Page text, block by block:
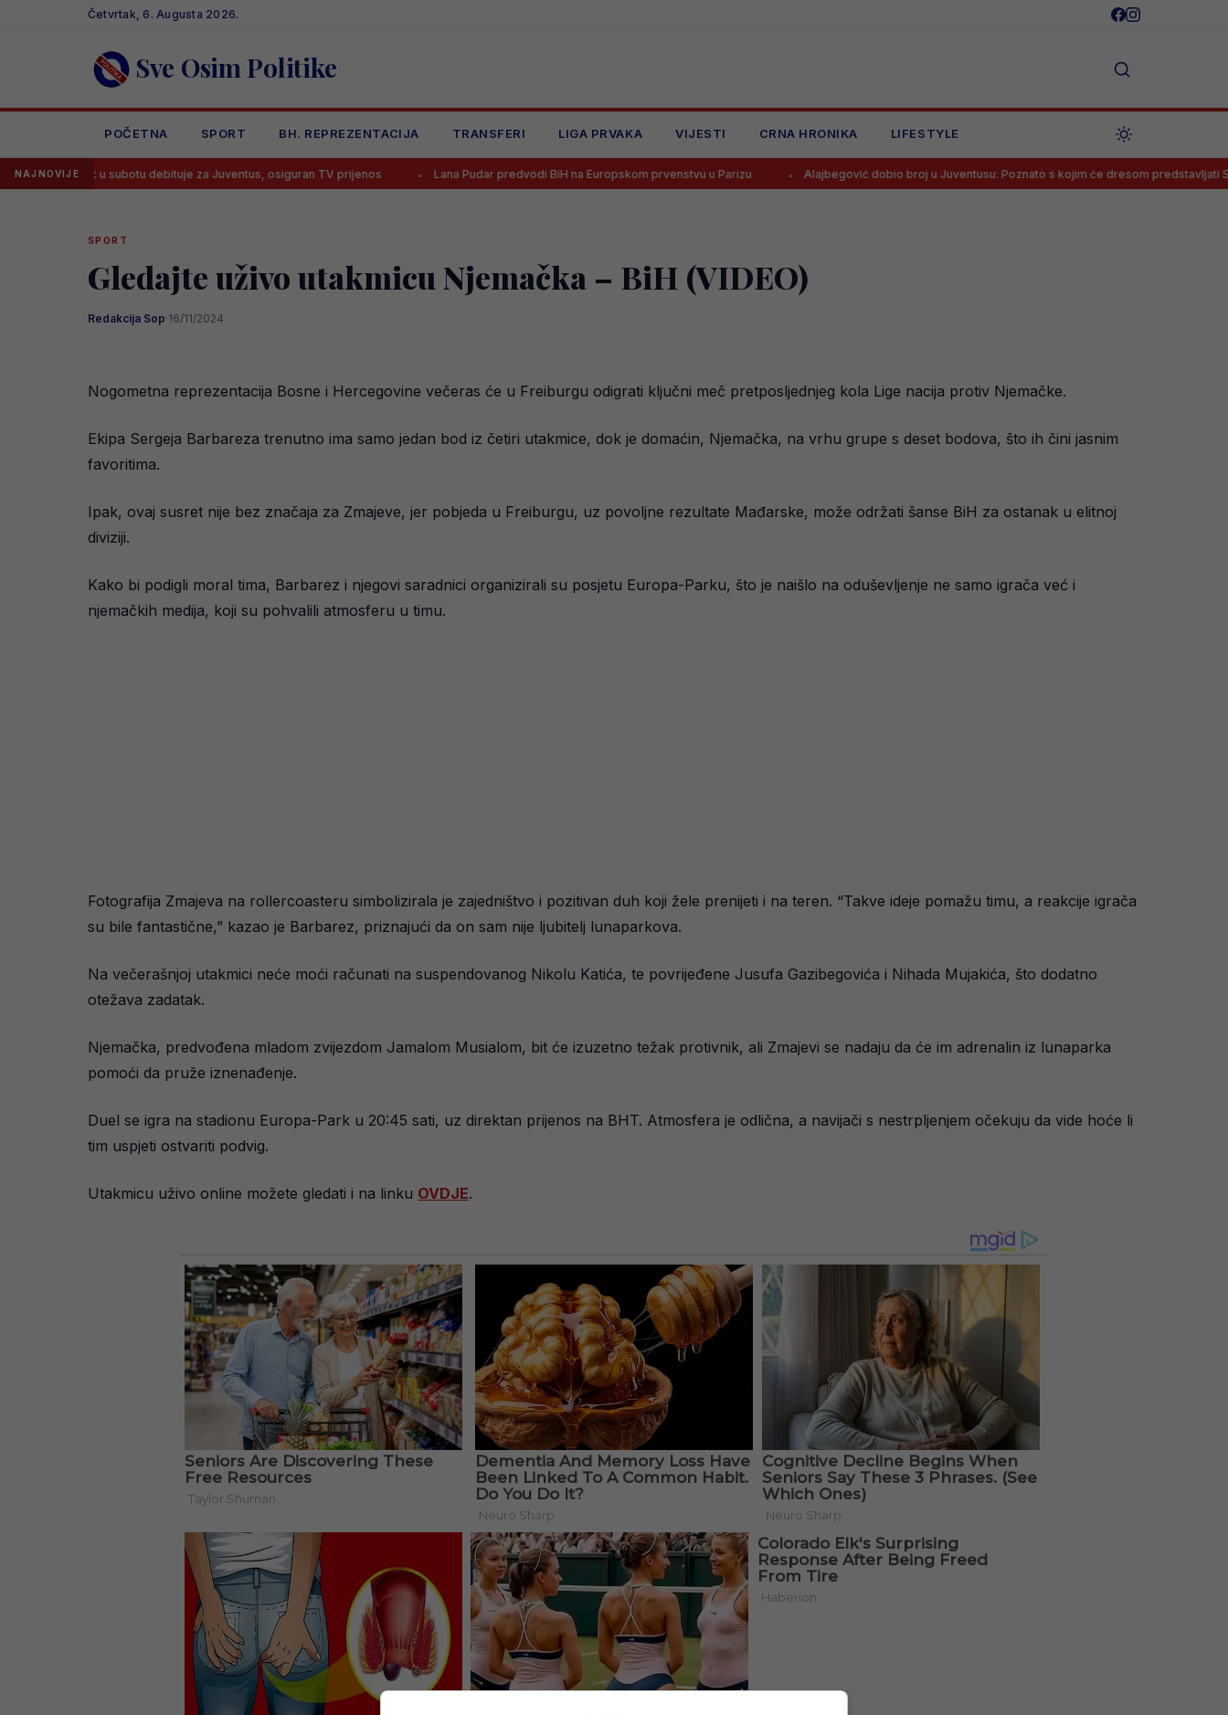
Četvrtak, 6. Augusta 2026.
Sve Osim Politike
POČETNA SPORT BH. REPREZENTACIJA TRANSFERI LIGA PRVAKA VIJESTI CRNA HRONIKA LIFESTYLE
NAJNOVIJE
u subotu debituje za Juventus, osiguran TV prijenos Lana Pudar predvodi BiH na Europskom prvenstvu u Parizu Alajbegović dobio broj u Juventusu: Poznato s kojim će dresom predstavljati Staru damu
SPORT
Gledajte uživo utakmicu Njemačka – BiH (VIDEO)
Redakcija Sop·16/11/2024
Nogometna reprezentacija Bosne i Hercegovine večeras će u Freiburgu odigrati ključni meč pretposljednjeg kola Lige nacija protiv Njemačke.
Ekipa Sergeja Barbareza trenutno ima samo jedan bod iz četiri utakmice, dok je domaćin, Njemačka, na vrhu grupe s deset bodova, što ih čini jasnim
favoritima.
Ipak, ovaj susret nije bez značaja za Zmajeve, jer pobjeda u Freiburgu, uz povoljne rezultate Mađarske, može održati šanse BiH za ostanak u elitnoj
diviziji.
Kako bi podigli moral tima, Barbarez i njegovi saradnici organizirali su posjetu Europa-Parku, što je naišlo na oduševljenje ne samo igrača već i
njemačkih medija, koji su pohvalili atmosferu u timu.
Fotografija Zmajeva na rollercoasteru simbolizirala je zajedništvo i pozitivan duh koji žele prenijeti i na teren. “Takve ideje pomažu timu, a reakcije igrača
su bile fantastične,” kazao je Barbarez, priznajući da on sam nije ljubitelj lunaparkova.
Na večerašnjoj utakmici neće moći računati na suspendovanog Nikolu Katića, te povrijeđene Jusufa Gazibegovića i Nihada Mujakića, što dodatno
otežava zadatak.
Njemačka, predvođena mladom zvijezdom Jamalom Musialom, bit će izuzetno težak protivnik, ali Zmajevi se nadaju da će im adrenalin iz lunaparka
pomoći da pruže iznenađenje.
Duel se igra na stadionu Europa-Park u 20:45 sati, uz direktan prijenos na BHT. Atmosfera je odlična, a navijači s nestrpljenjem očekuju da vide hoće li
tim uspjeti ostvariti podvig.
Utakmicu uživo online možete gledati i na linku OVDJE.